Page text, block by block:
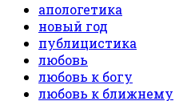
апологетика
новый год
публицистика
любовь
любовь к богу
любовь к ближнему